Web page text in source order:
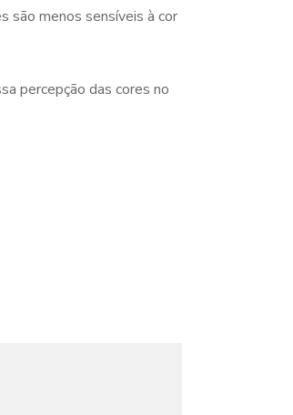
são menos sensíveis à cor
percepção das cores no